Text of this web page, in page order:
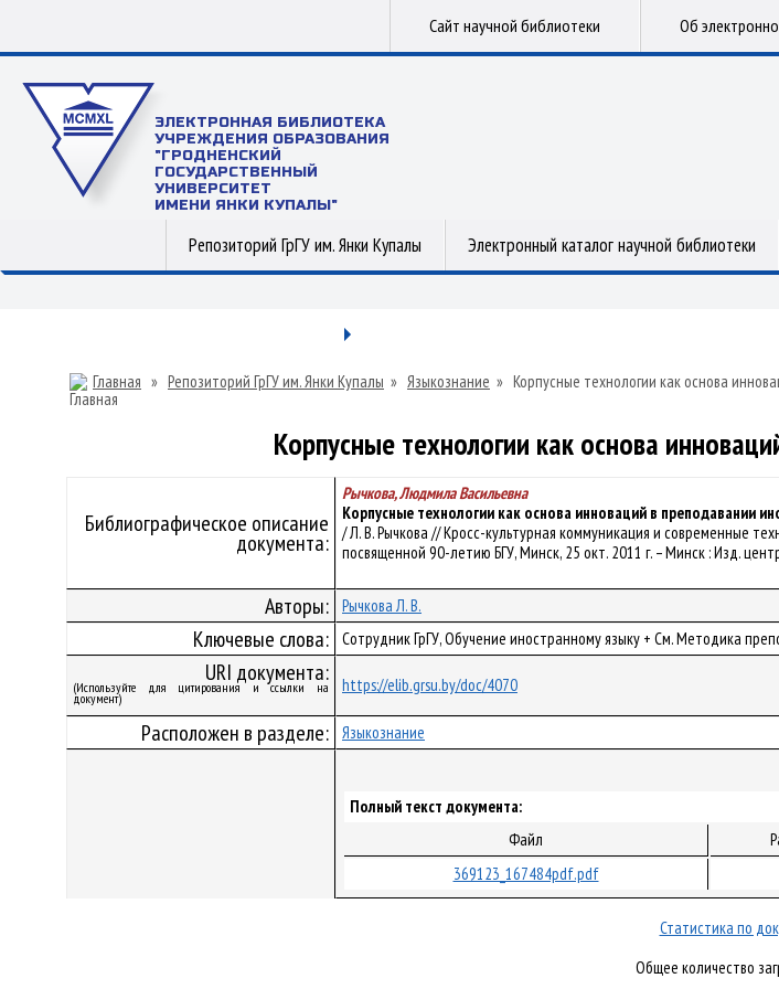
Сайт научной библиотеки Об
ЭЛЕКТРОННАЯ БИБЛИОТЕКА
УЧРЕЖДЕНИЯ ОБРАЗОВАНИЯ
"ГРОДНЕНСКИЙ
ГОСУДАРСТВЕННЫЙ
УНИВЕРСИТЕТ
ИМЕНИ ЯНКИ КУПАЛЫ"
Репозиторий ГрГУ им. Янки Купалы Электронный каталог научной библиотеки
Главная » Репозиторий ГрГУ им. Янки Купалы » Языкознание » Корпусные технологии как основа
Корпусные технологии как основа
Библиографическое описание
документа:
Рычкова, Людмила Васильевна
Корпусные технологии как основа инноваций в преподавании
/ Л. В. Рычкова // Кросс-культурная коммуникация и современные
посвященной 90-летию БГУ, Минск, 25 окт. 2011 г. – Минск : Изд.
Авторы: Рычкова Л. В.
Ключевые слова: Сотрудник ГрГУ, Обучение иностранному языку + См. Методика
URI документа:
(Используйте для цитирования и ссылки на
документ)
https://elib.grsu.by/doc/4070
Расположен в разделе: Языкознание
Полный текст документа:
Файл
369123_167484pdf.pdf
Статистика по
Общее количество